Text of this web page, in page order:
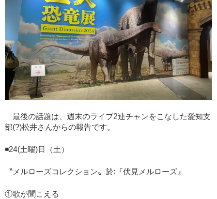
最後の話題は、週末のライブ2連チャンをこなした愛知支
部(?)松井さんからの報告です。
◾️24(土曜)日（土）
〝メルローズコレクション〟於:『伏見メルローズ』
①歌が聞こえる